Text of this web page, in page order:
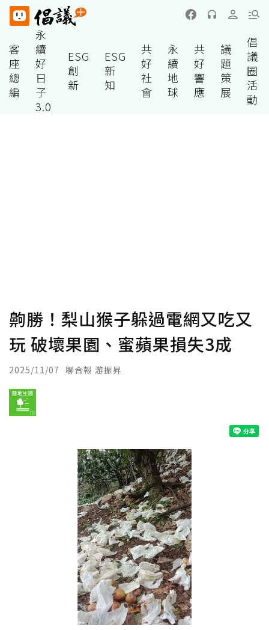
客
座
總
編
永
續
好
日
子
3.0
ESG
創
新
ESG
新
知
共
好
社
會
永
續
地
球
共
好
響
應
議
題
策
展
倡
議
圈
活
動
齁勝！梨山猴子躲過電網又吃又
玩 破壞果園、蜜蘋果損失3成
2025/11/07 聯合報 游振昇